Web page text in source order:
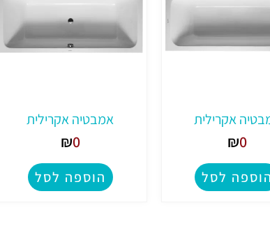
אקרילית
₪0
הוספה לסל
אמבטיה אקרילית
₪0
הוספה לסל